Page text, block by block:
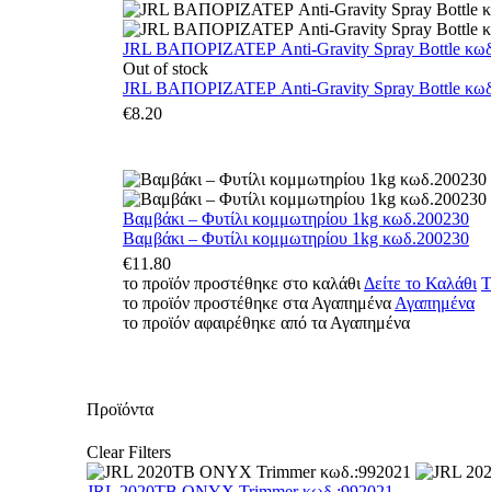
JRL ΒΑΠΟΡΙΖΑΤΕΡ Anti-Gravity Spray Bottle
Out of stock
JRL ΒΑΠΟΡΙΖΑΤΕΡ Anti-Gravity Spray Bottle
€8.20
Βαμβάκι – Φυτίλι κομμωτηρίου 1kg κωδ.200230
Βαμβάκι – Φυτίλι κομμωτηρίου 1kg κωδ.200230
€11.80
το προϊόν προστέθηκε στο καλάθι Δείτε το Καλάθι
το προϊόν προστέθηκε στα Αγαπημένα Αγαπημένα
το προϊόν αφαιρέθηκε από τα Αγαπημένα
Προϊόντα
Clear Filters